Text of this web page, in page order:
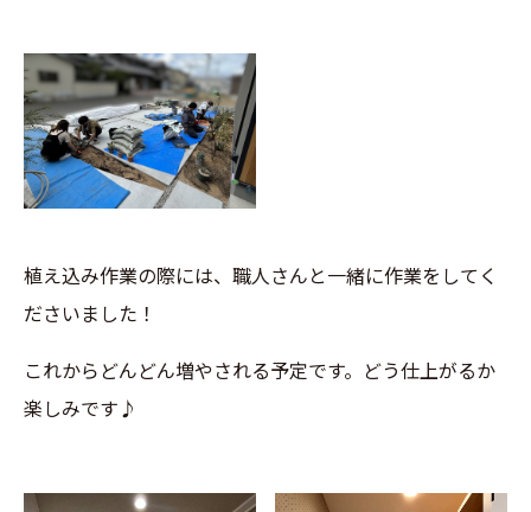
植え込み作業の際には、職人さんと一緒に作業をしてく
ださいました！
これからどんどん増やされる予定です。どう仕上がるか
楽しみです♪